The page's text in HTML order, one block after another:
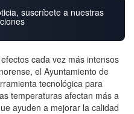
suscríbete a nuestras
cada vez más intensos
el Ayuntamiento de
tecnológica para
temperaturas afectan más a
ayuden a mejorar la calidad